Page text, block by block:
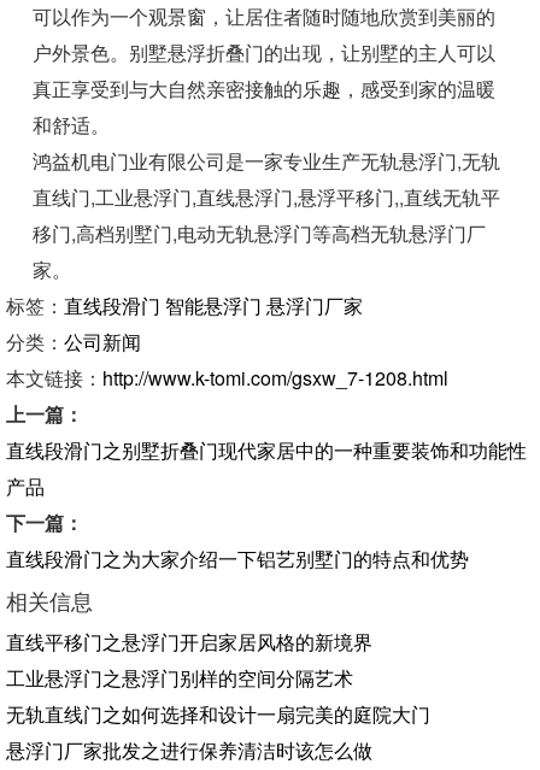
可以作为一个观景窗，让居住者随时随地欣赏到美丽的
户外景色。别墅悬浮折叠门的出现，让别墅的主人可以
真正享受到与大自然亲密接触的乐趣，感受到家的温暖
和舒适。
鸿益机电门业有限公司是一家专业生产无轨悬浮门,无轨
直线门,工业悬浮门,直线悬浮门,悬浮平移门,,直线无轨平
移门,高档别墅门,电动无轨悬浮门等高档无轨悬浮门厂
家。
标签： 直线段滑门 智能悬浮门 悬浮门厂家
分类： 公司新闻
本文链接： http://www.k-tomi.com/gsxw_7-1208.html
上一篇：
直线段滑门之别墅折叠门现代家居中的一种重要装饰和功能性
产品
下一篇：
直线段滑门之为大家介绍一下铝艺别墅门的特点和优势
相关信息
直线平移门之悬浮门开启家居风格的新境界
工业悬浮门之悬浮门别样的空间分隔艺术
无轨直线门之如何选择和设计一扇完美的庭院大门
悬浮门厂家批发之进行保养清洁时该怎么做